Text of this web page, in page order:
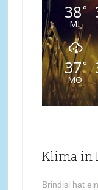
38°
MI
37°
MO
Klima in
Brindisi hat ein